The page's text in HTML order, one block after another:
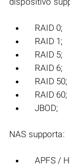
RAID 0;
RAID 1;
RAID 5;
RAID 6;
RAID 50;
RAID 60;
JBOD;
NAS supporta:
APFS /